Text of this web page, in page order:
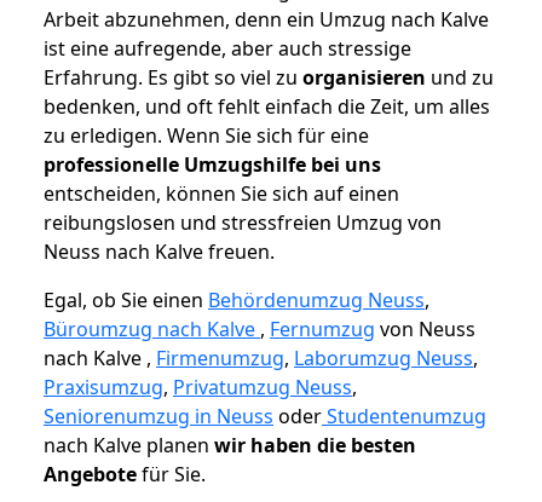
Arbeit abzunehmen, denn ein Umzug nach Kalve
ist eine aufregende, aber auch stressige
Erfahrung. Es gibt so viel zu organisieren und zu
bedenken, und oft fehlt einfach die Zeit, um alles
zu erledigen. Wenn Sie sich für eine
professionelle Umzugshilfe bei uns
entscheiden, können Sie sich auf einen
reibungslosen und stressfreien Umzug von
Neuss nach Kalve freuen.
Egal, ob Sie einen Behördenumzug Neuss,
Büroumzug nach Kalve , Fernumzug von Neuss
nach Kalve , Firmenumzug, Laborumzug Neuss,
Praxisumzug, Privatumzug Neuss,
Seniorenumzug in Neuss oderStudentenumzug
nach Kalve planen wir haben die besten
Angebotefür Sie.